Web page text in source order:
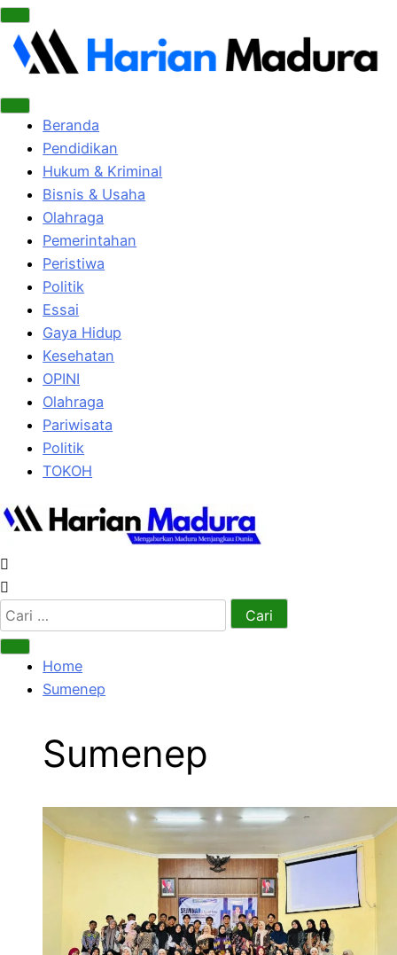
Beranda
Pendidikan
Hukum & Kriminal
Bisnis & Usaha
Olahraga
Pemerintahan
Peristiwa
Politik
Essai
Gaya Hidup
Kesehatan
OPINI
Olahraga
Pariwisata
Politik
TOKOH
Cari
untuk:
Home
Sumenep
Sumenep